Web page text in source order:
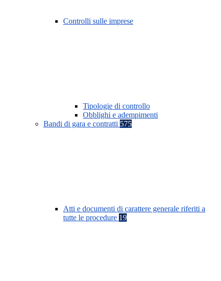
Controlli sulle imprese
Tipologie di controllo
Obblighi e adempimenti
Bandi di gara e contratti 575
Atti e documenti di carattere generale riferiti a
tutte le procedure 19